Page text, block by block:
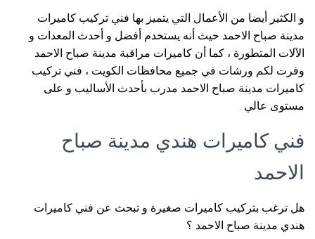
و الكثير أيضا من الأعمال التي يتميز بها فني تركيب كاميرات
مدينة صباح الاحمد حيث أنه يستخدم أفضل و أحدث المعدات و
الآلات المتطورة ، كما أن كاميرات مراقبة مدينة صباح الاحمد
وفرت لكم ورشات في جميع محافظات الكويت ، فني تركيب
كاميرات مدينة صباح الاحمد مدرب بأحدث الأساليب و على
مستوى عالي .
فني كاميرات هندي مدينة صباح
الاحمد
هل ترغب بتركيب كاميرات صغيرة و تبحث عن فني كاميرات
هندي مدينة صباح الاحمد ؟